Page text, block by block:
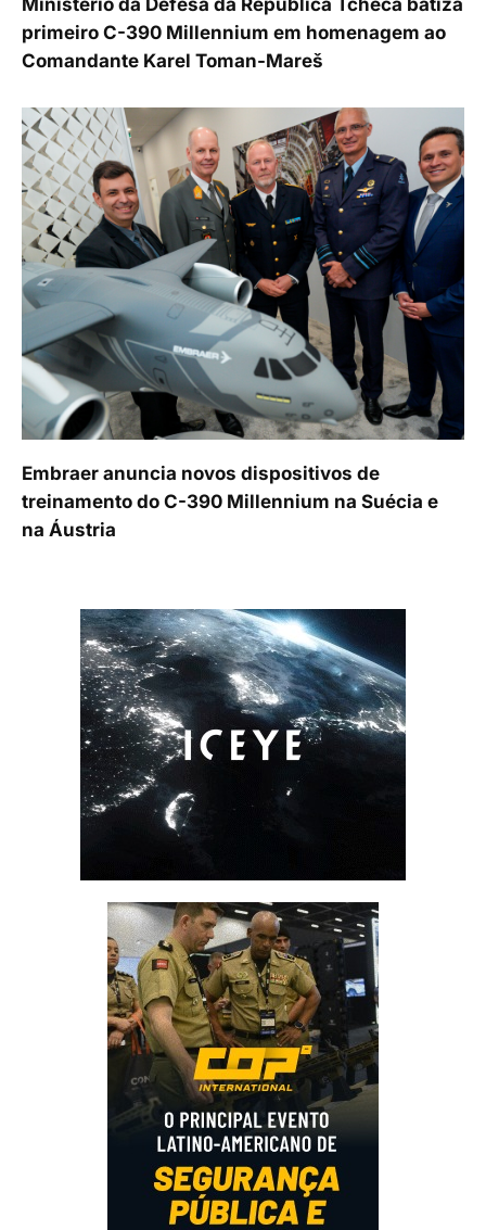
primeiro C-390 Millennium em homenagem ao
Comandante Karel Toman-Mareš
Embraer anuncia novos dispositivos de
treinamento do C-390 Millennium na Suécia e
na Áustria